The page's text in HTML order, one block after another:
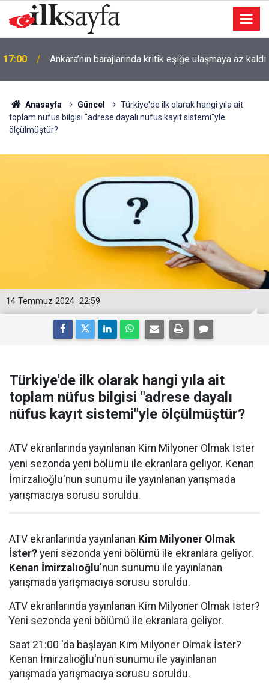
16:36
yaralı
Anasayfa Güncel
Türkiye'de ilk olarak hangi yıla ait
toplam nüfus bilgisi "adrese dayalı nüfus kayıt sistemi"yle
ölçülmüştür?
22:59
14 Temmuz 2024
Türkiye'de ilk olarak hangi yıla ait
toplam nüfus bilgisi "adrese dayalı
nüfus kayıt sistemi"yle ölçülmüştür?
ATV ekranlarında yayınlanan Kim Milyoner Olmak İster
yeni sezonda yeni bölümü ile ekranlara geliyor. Kenan
İmirzalıoğlu'nun sunumu ile yayınlanan yarışmada
yarışmacıya sorusu soruldu.
ATV ekranlarında yayınlanan Kim Milyoner Olmak
İster? yeni sezonda yeni bölümü ile ekranlara geliyor.
Kenan İmirzalıoğlu'nun sunumu ile yayınlanan
yarışmada yarışmacıya sorusu soruldu.
ATV ekranlarında yayınlanan Kim Milyoner Olmak İster?
Yeni sezonda yeni bölümü ile ekranlara geliyor.
Saat 21:00 'da başlayan Kim Milyoner Olmak İster?
Kenan İmirzalıoğlu'nun sunumu ile yayınlanan
yarışmada yarışmacıya sorusu soruldu.